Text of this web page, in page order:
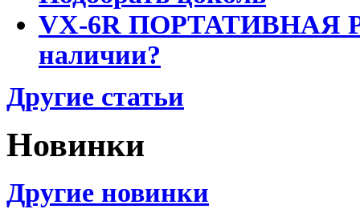
VX-6R ПОРТАТИВНАЯ
наличии?
Другие статьи
Новинки
Другие новинки